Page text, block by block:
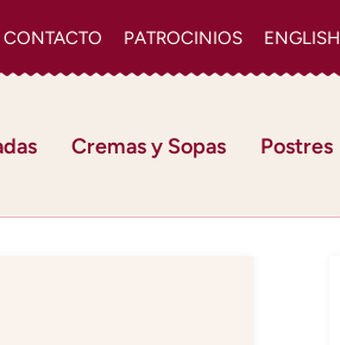
CONTACTO PATROCINIOS ENGLISH
Cremas y Sopas Postres